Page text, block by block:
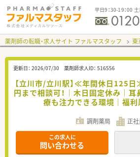
平日9：30-19：00
薬剤師の転職・求人サイト ファルマスタッフ 東
更新日： 2026/07/30 薬剤師求人ID： 516556
【立川市/立川駅】≪年間休日125
円まで相談可！｜木日固定休み｜
療も注力できる環境｜福
調剤薬局 正
この求人に
問い合わせる